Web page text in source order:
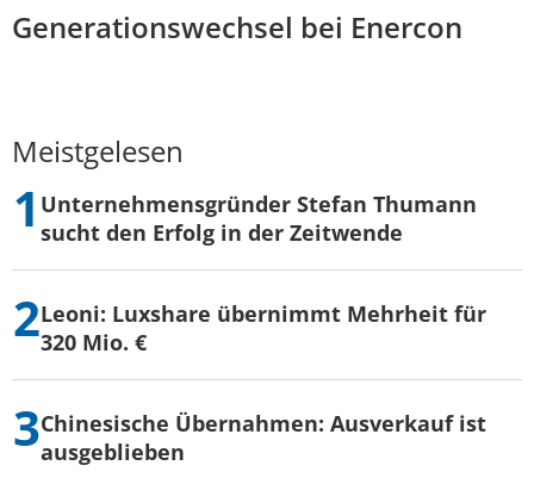
Generationswechsel bei Enercon
Meistgelesen
Unternehmensgründer Stefan Thumann
sucht den Erfolg in der Zeitwende
Leoni: Luxshare übernimmt Mehrheit für
320 Mio. €
Chinesische Übernahmen: Ausverkauf ist
ausgeblieben